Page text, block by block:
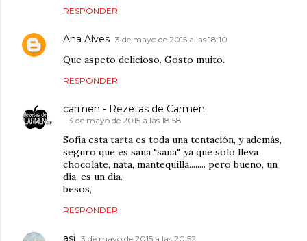
RESPONDER
Ana Alves 3 de mayo de 2015 a las 18:10
Que aspeto delicioso. Gosto muito.
RESPONDER
carmen - Rezetas de Carmen
3 de mayo de 2015 a las 18:58
Sofía esta tarta es toda una tentación, y además,
seguro que es sana "sana", ya que solo lleva
chocolate, nata, mantequilla........ pero bueno, un
día, es un dia.
besos,
RESPONDER
asj 3 de mayo de 2015 a las 20:52